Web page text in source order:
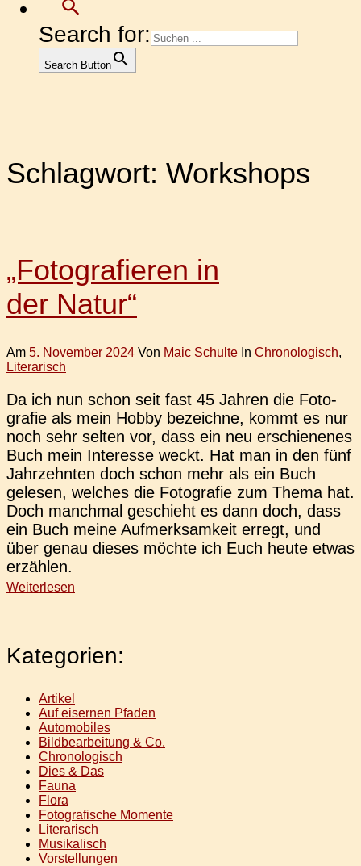
Search for:
Search Button
Schlagwort: Workshops
„Fotografieren in
der Natur“
Am 5. November 2024 Von Maic Schulte In Chronologisch,
Literarisch
Da ich nun schon seit fast 45 Jahren die Foto­
gra­fie als mein Hobby bezeich­ne, kommt es nur
noch sehr selten vor, dass ein neu erschie­ne­nes
Buch mein Inter­es­se weckt. Hat man in den fünf
Jahr­zehn­ten doch schon mehr als ein Buch
gele­sen, wel­ches die Foto­gra­fie zum Thema hat.
Doch manch­mal geschieht es dann doch, dass
ein Buch meine Auf­merk­sam­keit erregt, und
über genau dieses möchte ich Euch heute etwas
erzählen.
Weiterlesen
Kategorien:
Artikel
Auf eisernen Pfaden
Automobiles
Bildbearbeitung & Co.
Chronologisch
Dies & Das
Fauna
Flora
Fotografische Momente
Literarisch
Musikalisch
Vorstellungen